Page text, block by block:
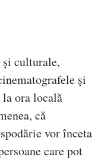
culturale,
și
la ora locală
că
vor înceta
care pot